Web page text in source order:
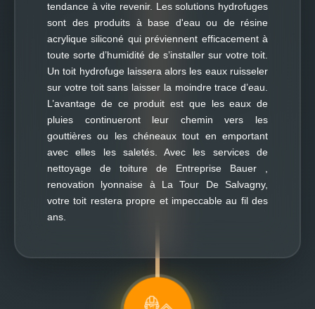
tendance à vite revenir. Les solutions hydrofuges
sont des produits à base d'eau ou de résine
acrylique siliconé qui préviennent efficacement à
toute sorte d’humidité de s’installer sur votre toit.
Un toit hydrofuge laissera alors les eaux ruisseler
sur votre toit sans laisser la moindre trace d’eau.
L’avantage de ce produit est que les eaux de
pluies continueront leur chemin vers les
gouttières ou les chéneaux tout en emportant
avec elles les saletés. Avec les services de
nettoyage de toiture de Entreprise Bauer ,
renovation lyonnaise à La Tour De Salvagny,
votre toit restera propre et impeccable au fil des
ans.